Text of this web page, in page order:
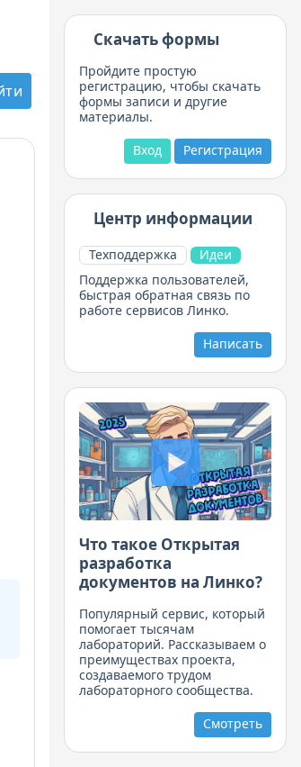
Скачать формы
Пройдите простую
регистрацию, чтобы скачать
формы записи и другие
материалы.
Регистрация
Вход
Центр информации
Техподдержка
Идеи
Поддержка пользователей,
быстрая обратная связь по
работе сервисов Линко.
Написать
Что такое Открытая
разработка
документов на Линко?
Популярный сервис, который
помогает тысячам
лабораторий. Рассказываем о
преимуществах проекта,
создаваемого трудом
лабораторного сообщества.
Смотреть